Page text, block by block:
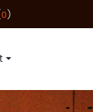
0)